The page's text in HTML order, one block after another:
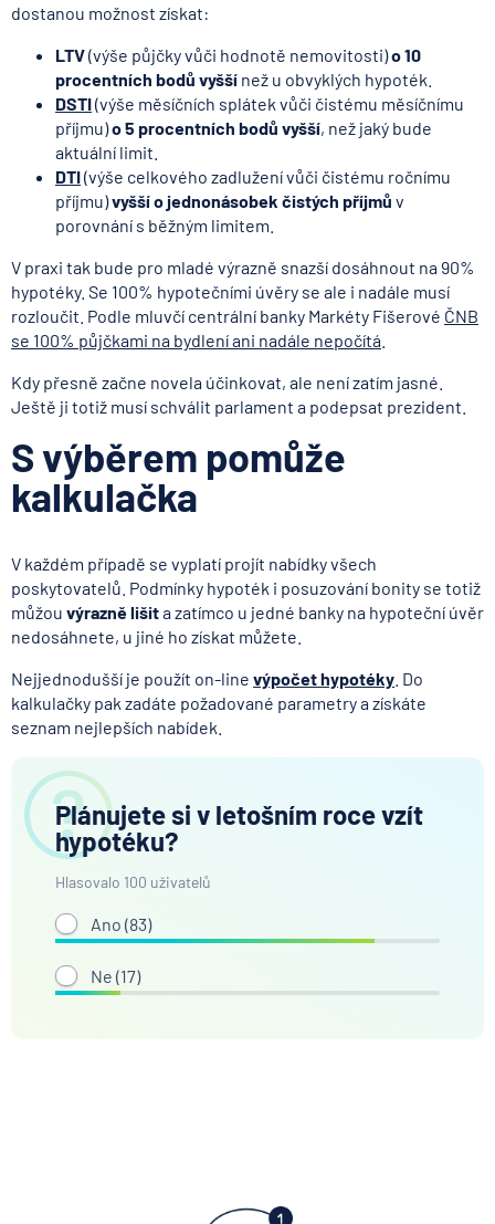
dostanou možnost získat:
LTV(výše půjčky vůči hodnotě nemovitosti)o 10
procentních bodů vyšší než u obvyklých hypoték.
DSTI(výše měsíčních splátek vůči čistému měsíčnímu
příjmu)o 5 procentních bodů vyšší, než jaký bude
aktuální limit.
DTI(výše celkového zadlužení vůči čistému ročnímu
příjmu)vyšší o jednonásobek čistých příjmů v
porovnání s běžným limitem.
V praxi tak bude pro mladé výrazně snazší dosáhnout na 90%
hypotéky. Se 100% hypotečními úvěry se ale i nadále musí
rozloučit. Podle mluvčí centrální banky Markéty Fišerové ČNB
se 100% půjčkami na bydlení ani nadále nepočítá
Kdy přesně začne novela účinkovat, ale není zatím jasné.
Ještě ji totiž musí schválit parlament a podepsat prezident.
S výběrem pomůže
kalkulačka
V každém případě se vyplatí projít nabídky všech
poskytovatelů. Podmínky hypoték i posuzování bonity se totiž
můžou výrazně lišita zatímco u jedné banky na hypoteční úvěr
nedosáhnete, u jiné ho získat můžete.
Nejjednodušší je použít on-line výpočet hypotéky . Do
kalkulačky pak zadáte požadované parametry a získáte
seznam nejlepších nabídek.
Plánujete si v letošním roce vzít
hypotéku?
Hlasovalo 100 uživatelů
Ano (83)
Ne (17)